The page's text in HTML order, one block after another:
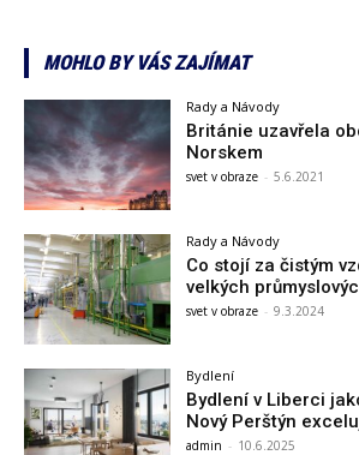
MOHLO BY VÁS ZAJÍMAT
Rady a Návody
Británie uzavřela
Norskem
svet v obraze - 5.6.2021
Rady a Návody
Co stojí za čistým
velkých
svet v obraze - 9.3.2024
Bydlení
Bydlení v Liberci
Nový Perštýn
admin - 10.6.2025